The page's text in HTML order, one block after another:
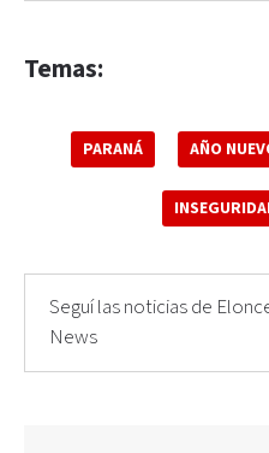
Temas:
PARANÁ AÑO
Seguí las noticias de
News